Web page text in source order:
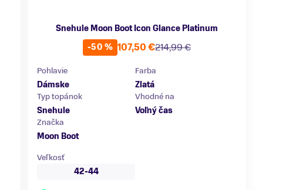
Snehule Moon Boot Icon Glance Platinum
-50 %
214,99 €
107,50 €
Pohlavie
Dámske
Farba
Zlatá
Typ topánok
Snehule
Vhodné na
Voľný čas
Značka
Moon Boot
Veľkosť
42-44